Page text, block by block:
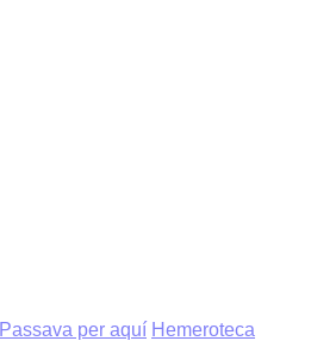
Passava per aquí Hemeroteca